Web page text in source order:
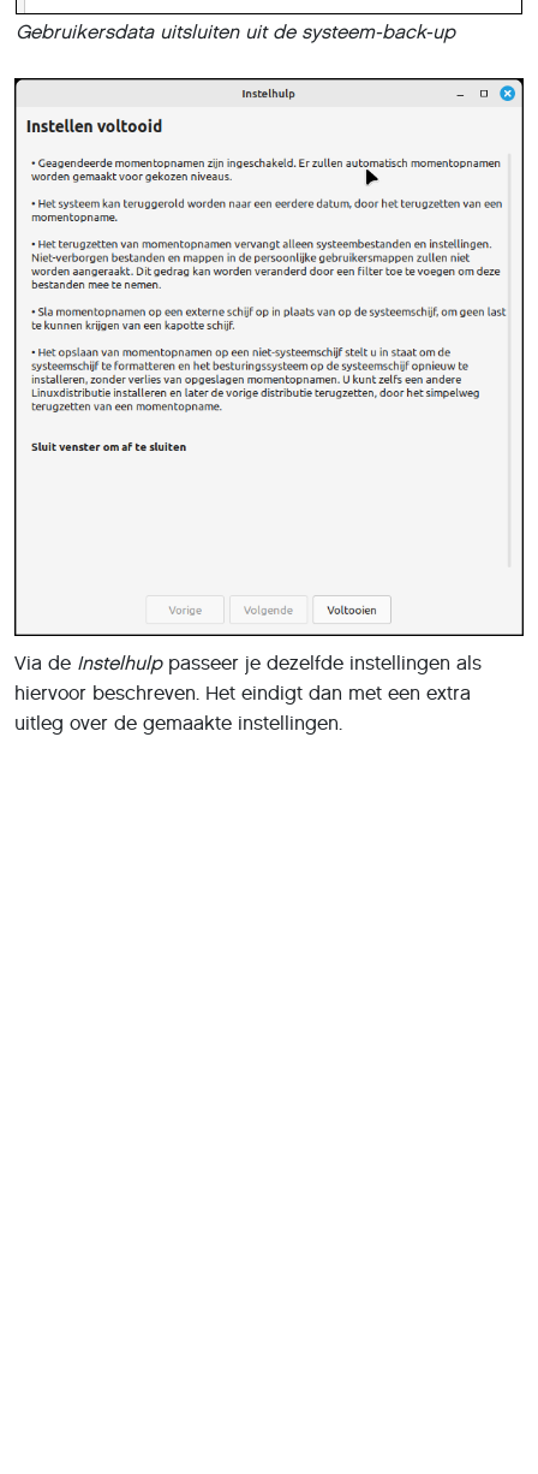
Gebruikersdata uitsluiten uit de systeem-back-up
Via de Instelhulppasseer je dezelfde instellingen als
hiervoor beschreven. Het eindigt dan met een extra
uitleg over de gemaakte instellingen.